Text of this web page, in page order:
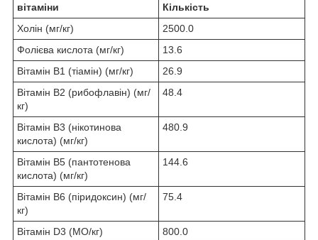
вітаміни
Кількість
Холін (мг/кг)
2500.0
Фолієва кислота (мг/кг)
13.6
Вітамін B1 (тіамін) (мг/кг)
26.9
Вітамін B2 (рибофлавін) (мг/
кг)
48.4
Вітамін B3 (нікотинова
кислота) (мг/кг)
480.9
Вітамін B5 (пантотенова
кислота) (мг/кг)
144.6
Вітамін B6 (піридоксин) (мг/
кг)
75.4
Вітамін D3 (МО/кг)
800.0